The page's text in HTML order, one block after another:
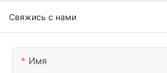
Свяжись с нами
Имя